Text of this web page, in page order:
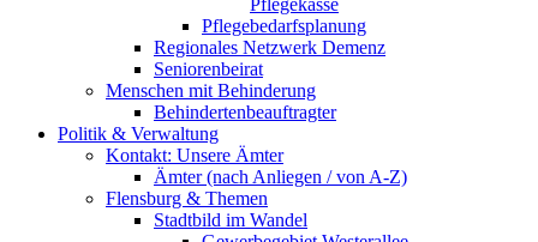
Pflegekasse
Pflegebedarfsplanung
Regionales Netzwerk Demenz
Seniorenbeirat
Menschen mit Behinderung
Behindertenbeauftragter
Politik & Verwaltung
Kontakt: Unsere Ämter
Ämter (nach Anliegen / von A-Z)
Flensburg & Themen
Stadtbild im Wandel